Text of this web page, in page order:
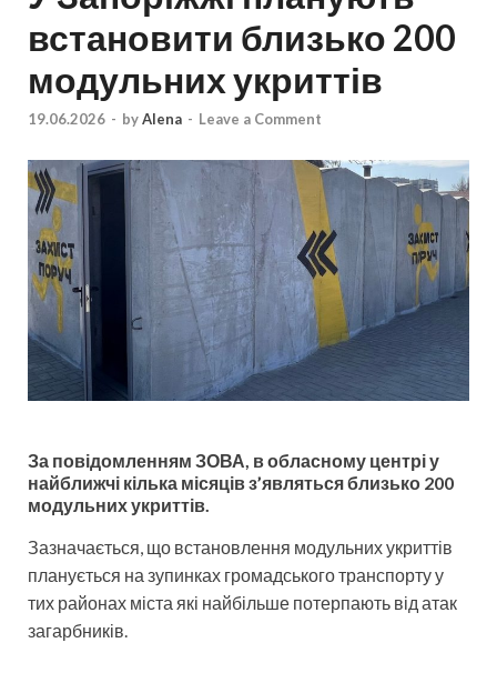
встановити близько 200
модульних укриттів
19.06.2026 - byAlena - Leave a Comment
За повідомленням ЗОВА, в обласному центрі у
найближчі кілька місяців з’являться близько 200
модульних укриттів.
Зазначається, що встановлення модульних укриттів
планується на зупинках громадського транспорту у
тих районах міста які найбільше потерпають від атак
загарбників.